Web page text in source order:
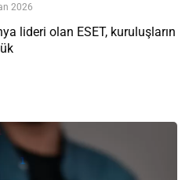
2026
lideri olan ESET, kuruluşların